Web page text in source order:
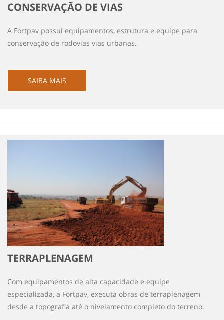
CONSERVAÇÃO DE VIAS
A Fortpav possui equipamentos, estrutura e equipe para
conservação de rodovias vias urbanas.
SAIBA MAIS
TERRAPLENAGEM
Com equipamentos de alta capacidade e equipe
especializada, a Fortpav, executa obras de terraplenagem
desde a topografia até o nivelamento completo do terreno.